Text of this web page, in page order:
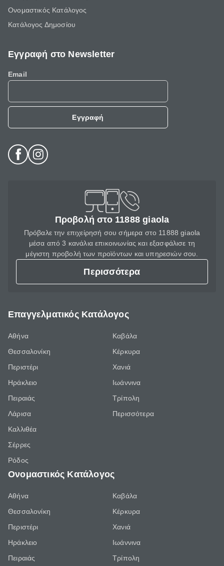
Ονομαστικός Κατάλογος
Κατάλογος Δημοσίου
Εγγραφή στο Newsletter
Email
Εγγραφή
Προβολή στο 11888 giaola
Πρόβαλε την επιχείρησή σου σήμερα στο 11888 giaola
μέσα από 3 κανάλια επικοινωνίας και εξασφάλισε τη
μέγιστη προβολή των προϊόντων και υπηρεσιών σου.
Περισσότερα
Επαγγελματικός Κατάλογος
Αθήνα
Θεσσαλονίκη
Περιστέρι
Ηράκλειο
Πειραιάς
Λάρισα
Καλλιθέα
Σέρρες
Ρόδος
Καβάλα
Κέρκυρα
Χανιά
Ιωάννινα
Τρίπολη
Περισσότερα
Ονομαστικός Κατάλογος
Αθήνα
Θεσσαλονίκη
Περιστέρι
Ηράκλειο
Πειραιάς
Καβάλα
Κέρκυρα
Χανιά
Ιωάννινα
Τρίπολη